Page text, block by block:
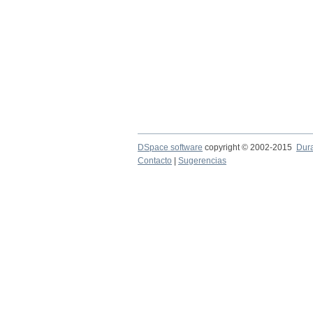
DSpace software copyright © 2002-2015
Contacto
Sugerencias